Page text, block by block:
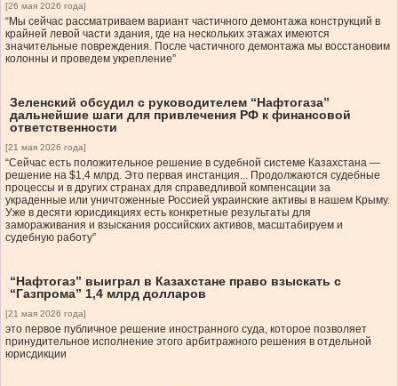
[26 мая 2026 года]
“Мы сейчас рассматриваем вариант частичного демонтажа конструкций в
крайней левой части здания, где на нескольких этажах имеются
значительные повреждения. После частичного демонтажа мы восстановим
колонны и проведем укрепление”
Зеленский обсудил с руководителем “Нафтогаза”
дальнейшие шаги для привлечения РФ к финансовой
ответственности
[21 мая 2026 года]
“Сейчас есть положительное решение в судебной системе Казахстана —
решение на $1,4 млрд. Это первая инстанция... Продолжаются судебные
процессы и в других странах для справедливой компенсации за
украденные или уничтоженные Россией украинские активы в нашем Крыму.
Уже в десяти юрисдикциях есть конкретные результаты для
замораживания и взыскания российских активов, масштабируем и
судебную работу”
“Нафтогаз” выиграл в Казахстане право взыскать с
“Газпрома” 1,4 млрд долларов
[21 мая 2026 года]
это первое публичное решение иностранного суда, которое позволяет
принудительное исполнение этого арбитражного решения в отдельной
юрисдикции